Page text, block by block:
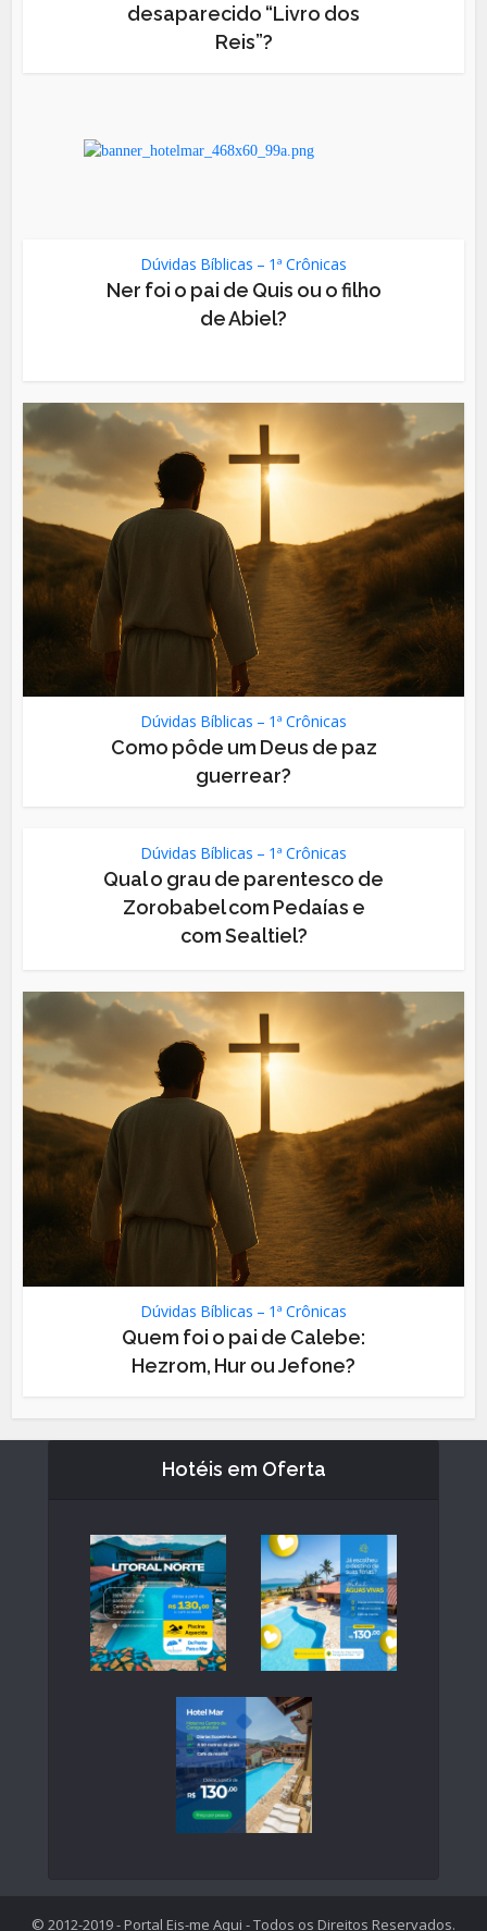
desaparecido “Livro dos
Reis”?
Dúvidas Bíblicas – 1ª Crônicas
Ner foi o pai de Quis ou o filho
de Abiel?
Dúvidas Bíblicas – 1ª Crônicas
Como pôde um Deus de paz
guerrear?
Dúvidas Bíblicas – 1ª Crônicas
Qual o grau de parentesco de
Zorobabel com Pedaías e
com Sealtiel?
Dúvidas Bíblicas – 1ª Crônicas
Quem foi o pai de Calebe:
Hezrom, Hur ou Jefone?
Hotéis em Oferta
© 2012-2019 - Portal Eis-me Aqui - Todos os Direitos Reservados.